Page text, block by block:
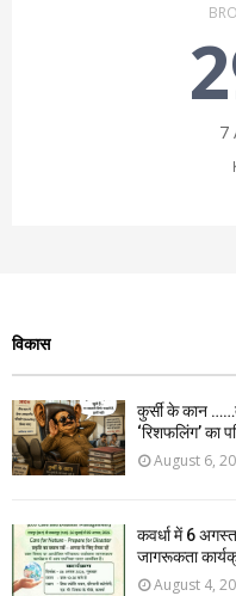
7
विकास
कुर्सी के कान
‘रिशफलिंग’ का
August 6,
कवर्धा में 6
जागरूकता
August 4,